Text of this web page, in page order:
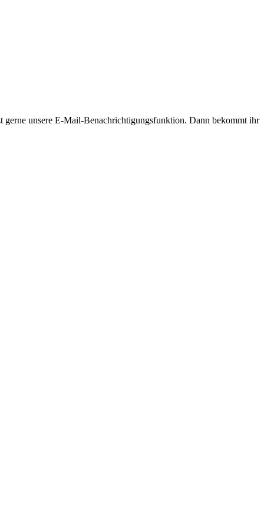
unsere E-Mail-Benachrichtigungsfunktion. Dann bekommt ihr